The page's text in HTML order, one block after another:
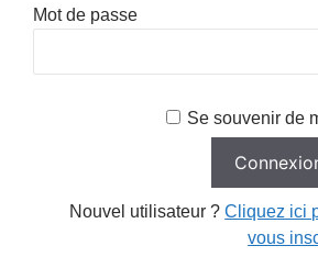
Mot de passe
Se souvenir de
Nouvel utilisateur ?Cliquez ici
vous